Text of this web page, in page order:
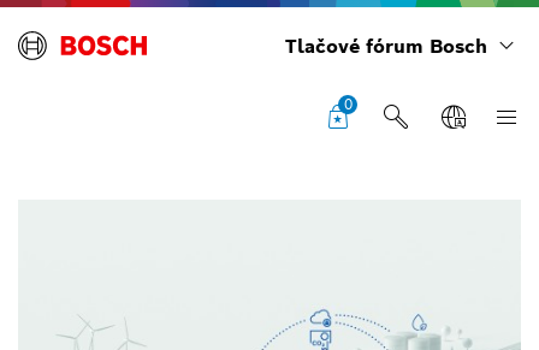
Tlačové fórum Bosch
0